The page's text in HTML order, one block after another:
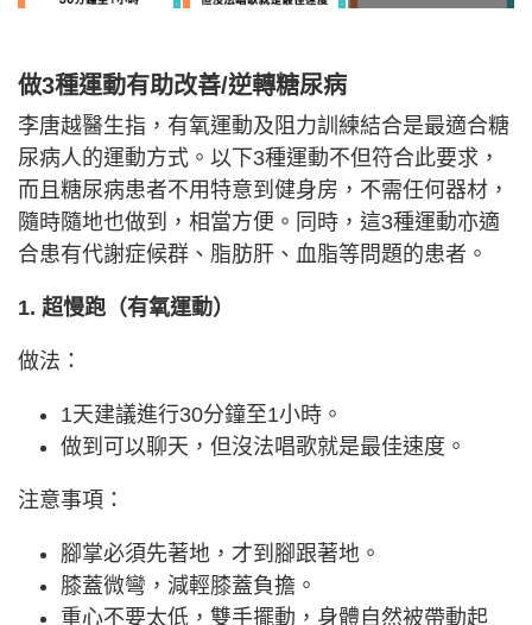
做3種運動有助改善/逆轉糖尿病
李唐越醫生指，有氧運動及阻力訓練結合是最適合糖
尿病人的運動方式。以下3種運動不但符合此要求，
而且糖尿病患者不用特意到健身房，不需任何器材，
隨時隨地也做到，相當方便。同時，這3種運動亦適
合患有代謝症候群、脂肪肝、血脂等問題的患者。
1. 超慢跑（有氧運動）
做法：
1天建議進行30分鐘至1小時。
做到可以聊天，但沒法唱歌就是最佳速度。
注意事項：
腳掌必須先著地，才到腳跟著地。
膝蓋微彎，減輕膝蓋負擔。
重心不要太低，雙手擺動，身體自然被帶動起